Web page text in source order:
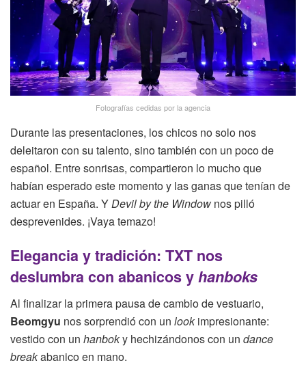
Fotografías cedidas por la agencia
Durante las presentaciones, los chicos no solo nos
deleitaron con su talento, sino también con un poco de
español. Entre sonrisas, compartieron lo mucho que
habían esperado este momento y las ganas que tenían de
actuar en España. Y Devil by the Window nos pilló
desprevenides. ¡Vaya temazo!
Elegancia y tradición: TXT nos
deslumbra con abanicos yhanboks
Al finalizar la primera pausa de cambio de vestuario,
Beomgyu nos sorprendió con un lookimpresionante:
vestido con un hanboky hechizándonos con un dance
breakabanico en mano.